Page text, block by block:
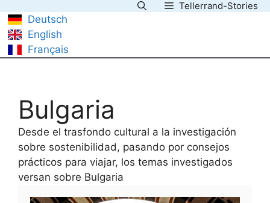
contenido
Tellerrand-Stories
Deutsch
English
Français
Bulgaria
Desde el trasfondo cultural a la investigación
sobre sostenibilidad, pasando por consejos
prácticos para viajar, los temas investigados
versan sobre Bulgaria